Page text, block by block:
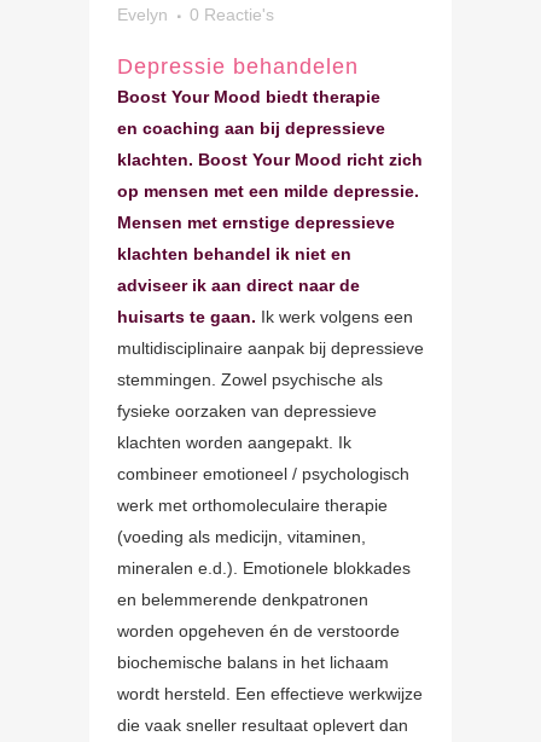
Evelyn
0 Reactie's
Depressie behandelen
Boost Your Mood biedt therapie
en coaching aan bij depressieve
klachten. Boost Your Mood richt zich
op mensen met een milde depressie.
Mensen met ernstige depressieve
klachten behandel ik niet en
adviseer ik aan direct naar de
huisarts te gaan. Ik werk volgens een
multidisciplinaire aanpak bij depressieve
stemmingen. Zowel psychische als
fysieke oorzaken van depressieve
klachten worden aangepakt. Ik
combineer emotioneel / psychologisch
werk met orthomoleculaire therapie
(voeding als medicijn, vitaminen,
mineralen e.d.). Emotionele blokkades
en belemmerende denkpatronen
worden opgeheven én de verstoorde
biochemische balans in het lichaam
wordt hersteld. Een effectieve werkwijze
die vaak sneller resultaat oplevert dan